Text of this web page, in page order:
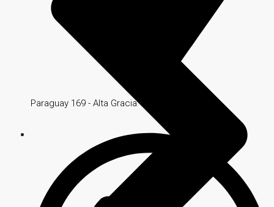
Paraguay 169 - Alta Gracia